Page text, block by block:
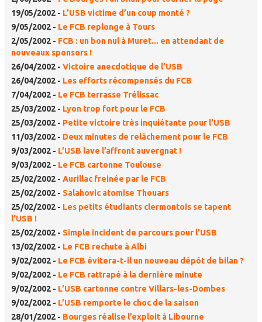
19/05/2002 - L’USB victime d’un coup monté ?
9/05/2002 - Le FCB replonge à Tours
2/05/2002 - FCB : un bon nul à Muret... en attendant de
nouveaux sponsors !
26/04/2002 - Victoire anecdotique de l’USB
26/04/2002 - Les efforts récompensés du FCB
7/04/2002 - Le FCB terrasse Trélissac
25/03/2002 - Lyon trop fort pour le FCB
25/03/2002 - Petite victoire très inquiétante pour l’USB
11/03/2002 - Deux minutes de relâchement pour le FCB
9/03/2002 - L’USB lave l’affront auvergnat !
9/03/2002 - Le FCB cartonne Toulouse
25/02/2002 - Aurillac freinée par le FCB
25/02/2002 - Salahovic atomise Thouars
25/02/2002 - Les petits étudiants clermontois se tapent
l’USB !
25/02/2002 - Simple incident de parcours pour l’USB
13/02/2002 - Le FCB rechute à Albi
9/02/2002 - Le FCB évitera-t-il un nouveau dépôt de bilan ?
9/02/2002 - Le FCB rattrapé à la dernière minute
9/02/2002 - L’USB cartonne contre Villars-les-Dombes
9/02/2002 - L’USB remporte le choc de la saison
28/01/2002 - Bourges réalise l’exploit à Libourne